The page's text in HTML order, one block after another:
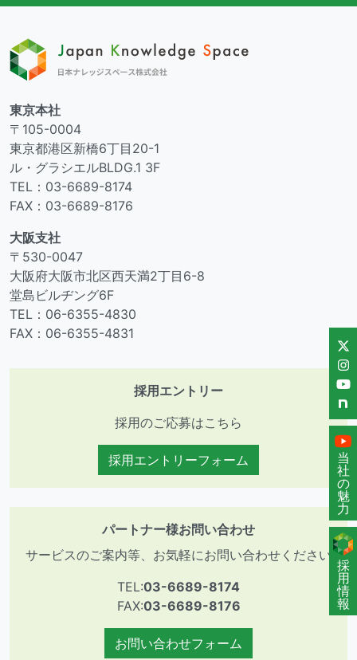
東京本社
〒105-0004
東京都港区新橋6丁目20-1
ル・グラシエルBLDG.1 3F
TEL：03-6689-8174
FAX：03-6689-8176
大阪支社
〒530-0047
大阪府大阪市北区西天満2丁目6-8
堂島ビルヂング6F
TEL：06-6355-4830
FAX：06-6355-4831
採用エントリー
採用のご応募はこちら
採用エントリーフォーム
パートナー様お問い合わせ
サービスのご案内等、お気軽にお問い合わせください
TEL:03-6689-8174
FAX:03-6689-8176
お問い合わせフォーム
当
社
の
魅
力
採
用
情
報